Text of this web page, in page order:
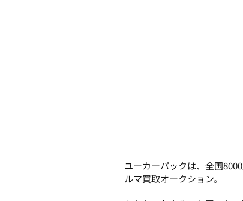
ユーカーパックは、全国
ルマ買取オークション。